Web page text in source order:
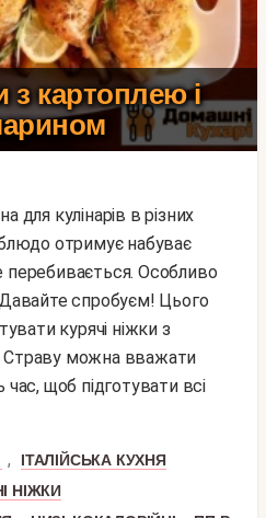
з картоплею і
отримує набуває
Особливо
спробуєм! Цього
курячі ніжки з
Страву можна вважати
час, щоб підготувати всі
,
ІТАЛІЙСЬКА КУХНЯ
НІЖКИ